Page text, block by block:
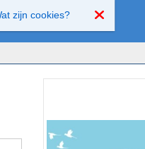
zijn cookies?